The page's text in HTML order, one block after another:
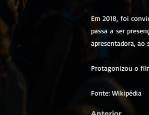
Em 2018, foi
passa a ser
apresentadora, ao
Protagonizou o
Fonte: Wikipédia